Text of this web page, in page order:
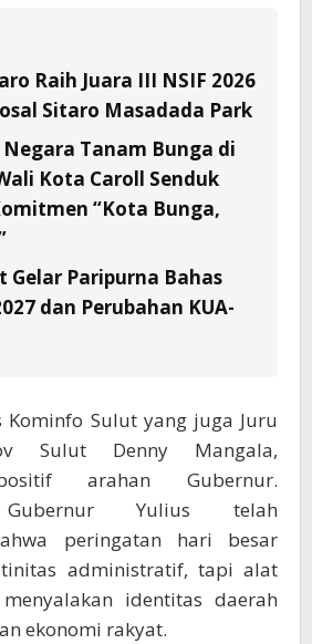
Raih Juara III NSIF 2026
Sitaro Masadada Park
Negara Tanam Bunga di
Kota Caroll Senduk
“Kota Bunga,
Gelar Paripurna Bahas
dan Perubahan KUA-
Kominfo Sulut yang juga Juru
Sulut Denny Mangala,
arahan Gubernur.
Gubernur Yulius telah
peringatan hari besar
administratif, tapi alat
identitas daerah
ekonomi rakyat.